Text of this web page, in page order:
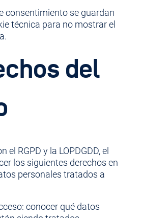
consentimiento se guardan
técnica para no mostrar el
del
el RGPD y la LOPDGDD, el
los siguientes derechos en
personales tratados a
conocer qué datos